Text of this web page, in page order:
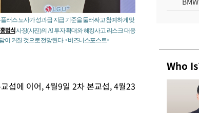
러스 노사가 성과급 지급 기준을 둘러싸고 첨예하게 맞
홍범식사장(사진)의 AI 투자 확대와 해킹사고 리스크 대응
이 커질 것으로 전망된다. <비즈니스포스트>
섭에 이어, 4월9일 2차 본교섭, 4월23
Who